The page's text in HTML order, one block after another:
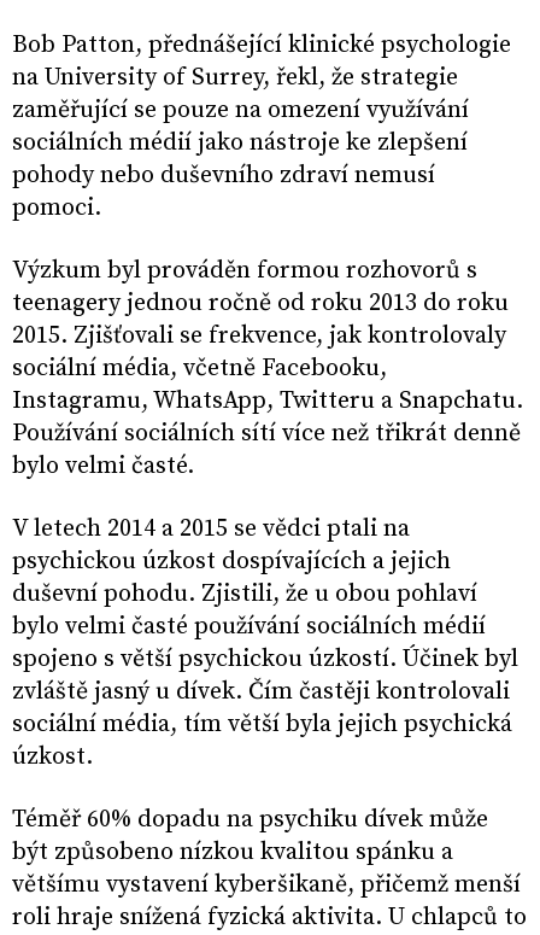
Bob Patton, přednášející klinické psychologie
na University of Surrey, řekl, že strategie
zaměřující se pouze na omezení využívání
sociálních médií jako nástroje ke zlepšení
pohody nebo duševního zdraví nemusí
pomoci.
Výzkum byl prováděn formou rozhovorů s
teenagery jednou ročně od roku 2013 do roku
2015. Zjišťovali se frekvence, jak kontrolovaly
sociální média, včetně Facebooku,
Instagramu, WhatsApp, Twitteru a Snapchatu.
Používání sociálních sítí více než třikrát denně
bylo velmi časté.
V letech 2014 a 2015 se vědci ptali na
psychickou úzkost dospívajících a jejich
duševní pohodu. Zjistili, že u obou pohlaví
bylo velmi časté používání sociálních médií
spojeno s větší psychickou úzkostí. Účinek byl
zvláště jasný u dívek. Čím častěji kontrolovali
sociální média, tím větší byla jejich psychická
úzkost.
Téměř 60% dopadu na psychiku dívek může
být způsobeno nízkou kvalitou spánku a
většímu vystavení kyberšikaně, přičemž menší
roli hraje snížená fyzická aktivita. U chlapců to